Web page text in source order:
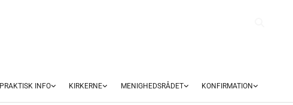
PRAKTISK INFO KIRKERNE MENIGHEDSRÅDET KONFIRMATION